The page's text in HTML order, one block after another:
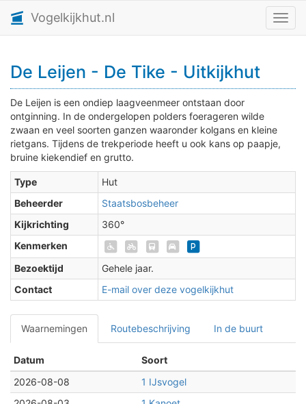
Vogelkijkhut.nl
De Leijen - De Tike - Uitkijkhut
De Leijen is een ondiep laagveenmeer ontstaan door
ontginning. In de ondergelopen polders foerageren wilde
zwaan en veel soorten ganzen waaronder kolgans en kleine
rietgans. Tijdens de trekperiode heeft u ook kans op paapje,
bruine kiekendief en grutto.
Type
Hut
Beheerder
Staatsbosbeheer
Kijkrichting
360°
Kenmerken
Bezoektijd
Gehele jaar.
Contact
E-mail over deze vogelkijkhut
Waarnemingen Routebeschrijving In de buurt
Datum
Soort
2026-08-08
1 IJsvogel